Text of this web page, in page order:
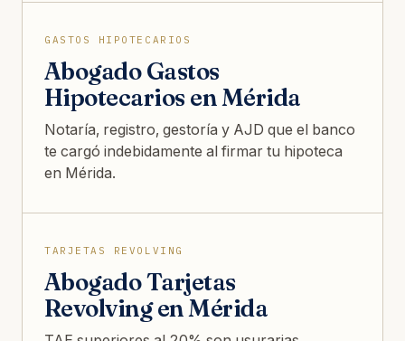
GASTOS HIPOTECARIOS
Abogado Gastos
Hipotecarios en Mérida
Notaría, registro, gestoría y AJD que el banco
te cargó indebidamente al firmar tu hipoteca
en Mérida.
TARJETAS REVOLVING
Abogado Tarjetas
Revolving en Mérida